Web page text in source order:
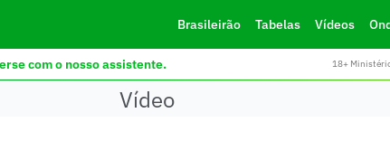
Brasileirão Tabelas Vídeos
com o nosso assistente. 18+
Vídeo